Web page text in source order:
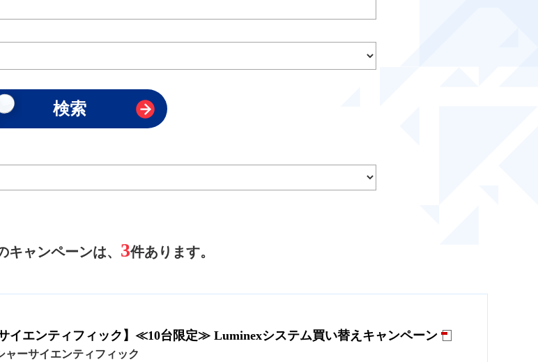
キャンペーンは、 3件あります。
イエンティフィック】≪10台限定≫ Luminexシステム買い替えキャンペーン
ャーサイエンティフィック